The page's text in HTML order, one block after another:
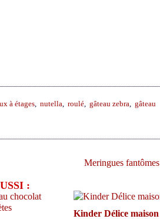
à étages, nutella, roulé, gâteau zebra, gâteau
Meringues fantômes
:
Kinder Délice maison